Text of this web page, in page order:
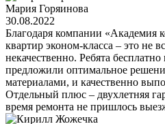
Мария Горяинова
30.08.2022
Благодаря компании «Академия
квартир эконом-класса – это не
некачественно. Ребята
предложили оптимальное
материалами, и качественно
Отдельный плюс – двухлетняя
время ремонта не пришлось